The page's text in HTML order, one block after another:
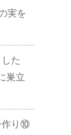
実を
た
巣立
作り⑩